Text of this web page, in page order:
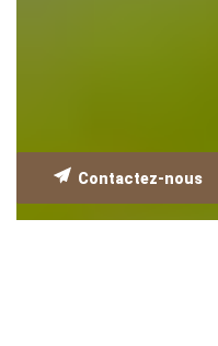
Contactez-nous